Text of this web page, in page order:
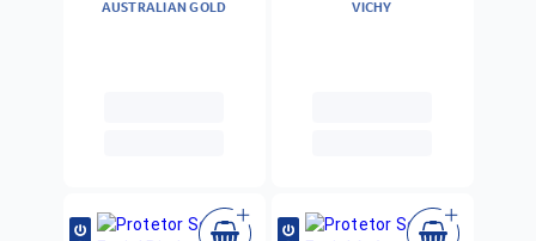
03 40g
AUSTRALIAN GOLD
matte Fps 50 Cor 6.0 30g
VICHY